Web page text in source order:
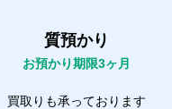
質預かり
お預かり期限3ヶ月
買取りも承っております